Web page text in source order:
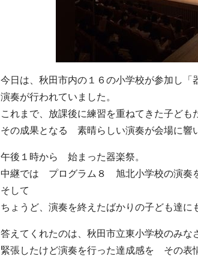
今日は、秋田市内の１６の小学校が参加し「
演奏が行われていました。
これまで、放課後に練習を重ねてきた子ども
その成果となる 素晴らしい演奏が会場に響
午後１時から 始まった器楽祭。
中継では プログラム８ 旭北小学校の演奏
そして
ちょうど、演奏を終えたばかりの子ども達に
答えてくれたのは、秋田市立東小学校のみな
緊張したけど演奏を行った達成感を その表